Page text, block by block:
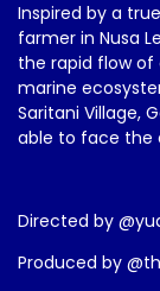
Inspired by a
farmer in Nusa
the rapid flow
marine
Saritani Village,
able to face the
Directed by
Produced by